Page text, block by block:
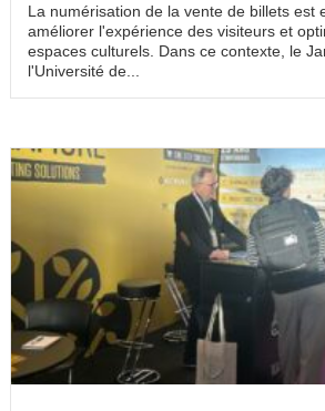
La numérisation de la vente de billets est
améliorer l'expérience des visiteurs et
espaces culturels. Dans ce contexte, le
l'Université de...